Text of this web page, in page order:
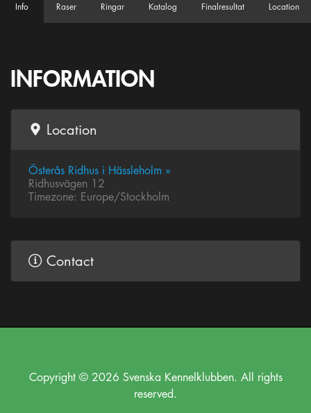
Info Raser Ringar Katalog Finalresultat Location
INFORMATION
Location
Österås Ridhus i Hässleholm »
Ridhusvägen 12
Timezone: Europe/Stockholm
Contact
Copyright © 2026 Svenska Kennelklubben. All rights
reserved.